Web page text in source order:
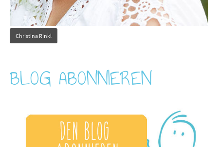
Christina Rinkl
BLOG ABONNIEREN